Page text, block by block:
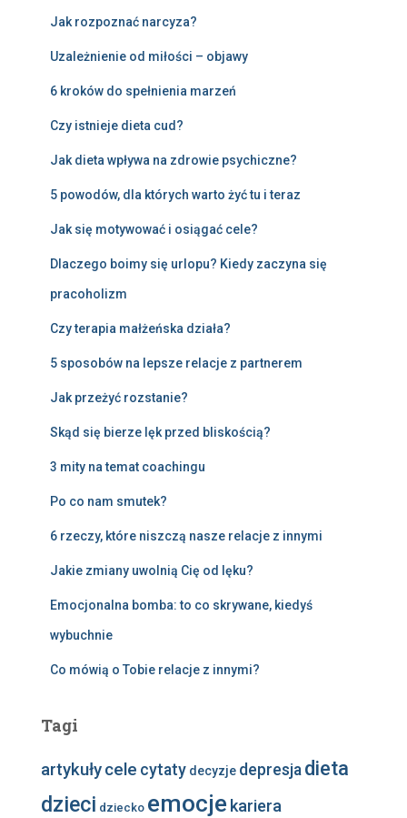
Jak rozpoznać narcyza?
Uzależnienie od miłości – objawy
6 kroków do spełnienia marzeń
Czy istnieje dieta cud?
Jak dieta wpływa na zdrowie psychiczne?
5 powodów, dla których warto żyć tu i teraz
Jak się motywować i osiągać cele?
Dlaczego boimy się urlopu? Kiedy zaczyna się
pracoholizm
Czy terapia małżeńska działa?
5 sposobów na lepsze relacje z partnerem
Jak przeżyć rozstanie?
Skąd się bierze lęk przed bliskością?
3 mity na temat coachingu
Po co nam smutek?
6 rzeczy, które niszczą nasze relacje z innymi
Jakie zmiany uwolnią Cię od lęku?
Emocjonalna bomba: to co skrywane, kiedyś
wybuchnie
Co mówią o Tobie relacje z innymi?
Tagi
artykułycele cytaty decyzje depresja dieta
dzieci dziecko emocje kariera